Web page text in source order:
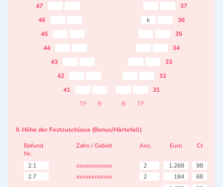
47
37
46
k
36
45
35
44
34
43
33
42
32
41
31
TP
B B TP
II. Höhe der Festzuschüsse (Bonus/Härtefall)
Befund
Nr.
Zahn / Gebiet Anz. Euro Ct
2.1 xxxxxxxxxxxx 2 1.268
98
2.7
xxxxxxxxxxxx 2 184
68